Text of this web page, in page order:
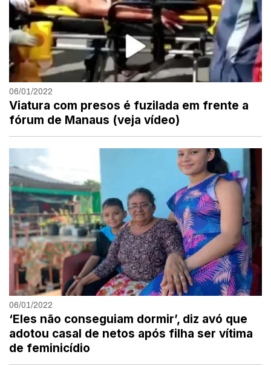
06/01/2022
Viatura com presos é fuzilada em frente a
fórum de Manaus (veja vídeo)
06/01/2022
‘Eles não conseguiam dormir’, diz avó que
adotou casal de netos após filha ser vítima
de feminicídio